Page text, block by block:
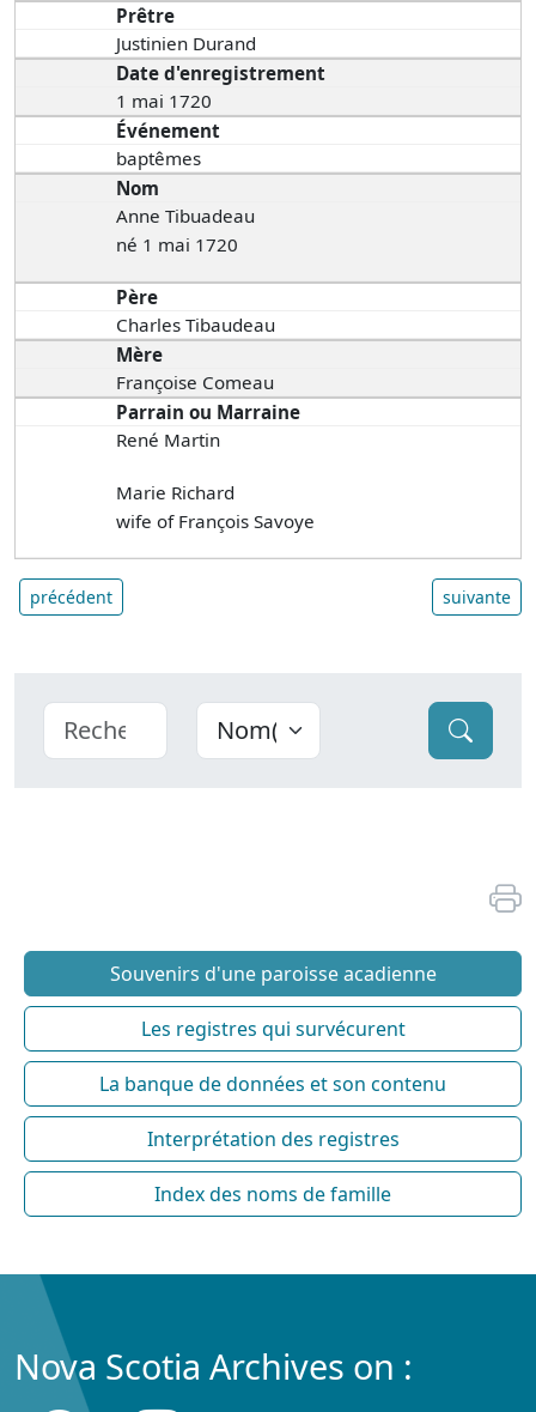
Prêtre
Justinien Durand
Date d'enregistrement
1 mai 1720
Événement
baptêmes
Nom
Anne Tibuadeau
né 1 mai 1720
Père
Charles Tibaudeau
Mère
Françoise Comeau
Parrain ou Marraine
René Martin
Marie Richard
wife of François Savoye
précédent suivante
Souvenirs d'une paroisse acadienne
Les registres qui survécurent
La banque de données et son contenu
Interprétation des registres
Index des noms de famille
Nova Scotia Archives on :